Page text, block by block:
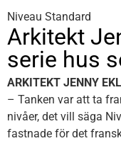
Niveau Standard
Arkitekt
serie hus
ARKITEKT JENNY
– Tanken var att ta
nivåer, det vill säga
fastnade för det